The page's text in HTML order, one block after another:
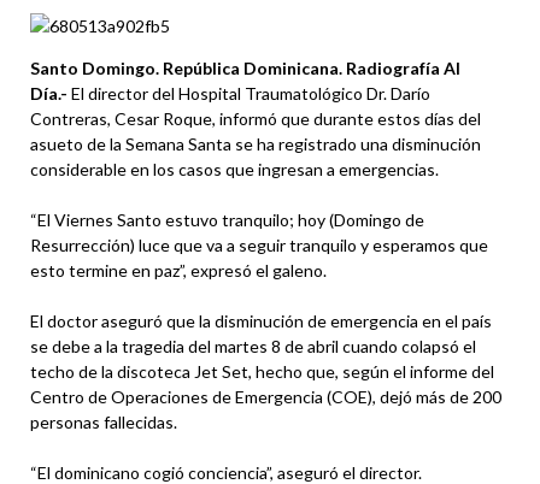
Santo Domingo. República Dominicana. Radiografía Al
Día.- El director del Hospital Traumatológico Dr. Darío
Contreras, Cesar Roque, informó que durante estos días del
asueto de la Semana Santa se ha registrado una disminución
considerable en los casos que ingresan a emergencias.
“El Viernes Santo estuvo tranquilo; hoy (Domingo de
Resurrección) luce que va a seguir tranquilo y esperamos que
esto termine en paz”, expresó el galeno.
El doctor aseguró que la disminución de emergencia en el país
se debe a la tragedia del martes 8 de abril cuando colapsó el
techo de la discoteca Jet Set, hecho que, según el informe del
Centro de Operaciones de Emergencia (COE), dejó más de 200
personas fallecidas.
“El dominicano cogió conciencia”, aseguró el director.